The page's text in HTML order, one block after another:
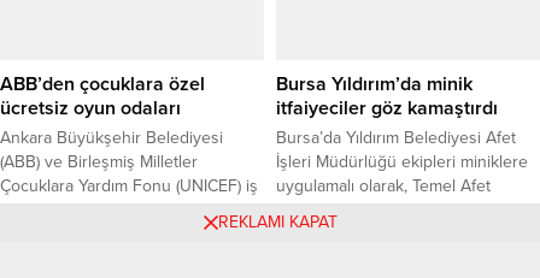
mücadelesini anlatan 50’den fazla
eseri...
bülteni yayımlandı. Buna...
ABB’den çocuklara özel
ücretsiz oyun odaları
Ankara Büyükşehir Belediyesi
(ABB) ve Birleşmiş Milletler
Çocuklara Yardım Fonu (UNICEF) iş
yarı zamanlı oyun odaları yeni
0
Bursa Yıldırım’da minik
itfaiyeciler göz kamaştırdı
Bursa’da Yıldırım Belediyesi Afet
İşleri Müdürlüğü ekipleri miniklere
uygulamalı olarak, Temel Afet
Eğitimi verdi. BURSA (İGFA) –
28 Eylül 2025 13:19
REKLAMI KAPAT